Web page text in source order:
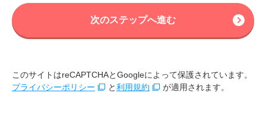
次のステップへ進む
このサイトはreCAPTCHAとGoogleによって保護されています。
プライバシーポリシー
と利用規約 が適用されます。